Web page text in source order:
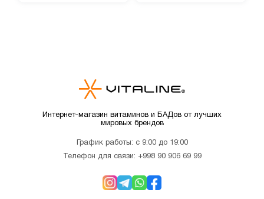
Интернет-магазин витаминов и БАДов от лучших
мировых брендов
График работы: с 9:00 до 19:00
Телефон для связи: +998 90 906 69 99